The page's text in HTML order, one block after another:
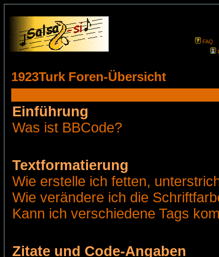
FAQ
1923Turk Foren-Übersicht
Einführung
Was ist BBCode?
Textformatierung
Wie erstelle ich fetten,
Wie verändere ich die
Kann ich verschiedene Tags
Zitate und Code-Angaben